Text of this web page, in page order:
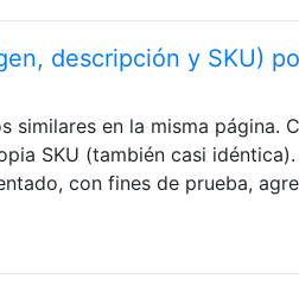
descripción y SKU)
similares en la misma página.
SKU (también casi idéntica).
con fines de prueba,